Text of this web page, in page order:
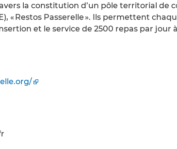
la constitution d’un pôle territorial de
« Restos Passerelle ». Ils permettent
et le service de 2500 repas par jour